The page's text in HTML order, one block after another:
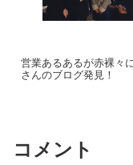
営業あるあるが赤裸々
さんのブログ発見！
コメント